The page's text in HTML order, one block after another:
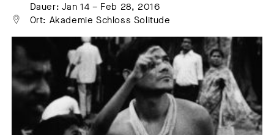
Dauer: Jan 14 – Feb 28, 2016
Ort: Akademie Schloss Solitude